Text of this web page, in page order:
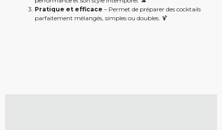
Pratique et efficace – Permet de préparer des cocktails
parfaitement mélangés, simples ou doubles. 🍹